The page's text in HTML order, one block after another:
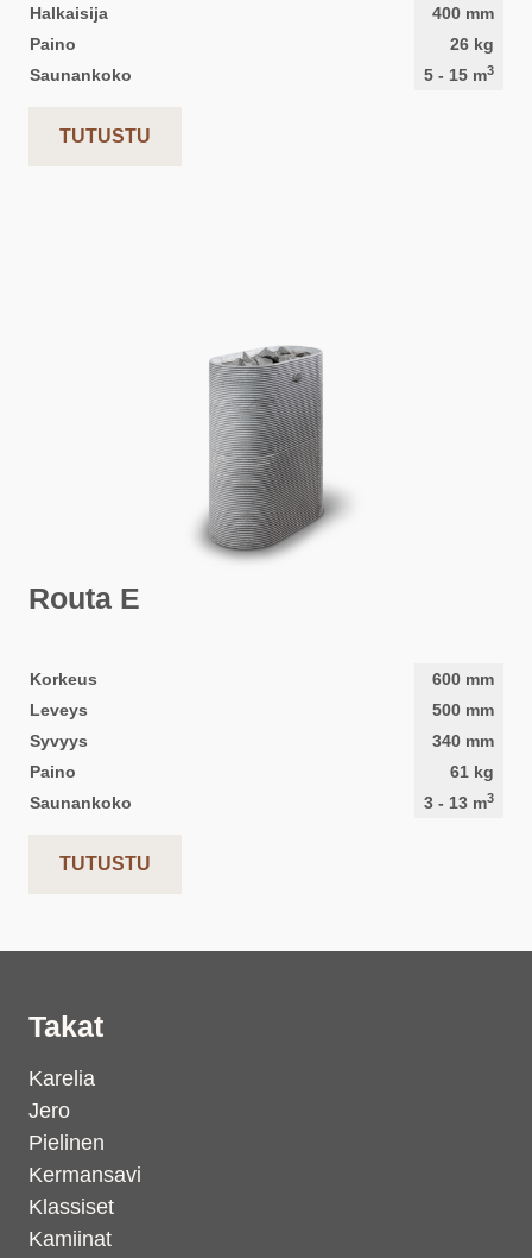
Halkaisija
400 mm
Paino
26 kg
Saunankoko
5 - 15 m3
TUTUSTU
Routa E
Korkeus 600 mm
Leveys
500 mm
Syvyys
340 mm
Paino
61 kg
Saunankoko
3 - 13 m3
TUTUSTU
Takat
Karelia
Jero
Pielinen
Kermansavi
Klassiset
Kamiinat